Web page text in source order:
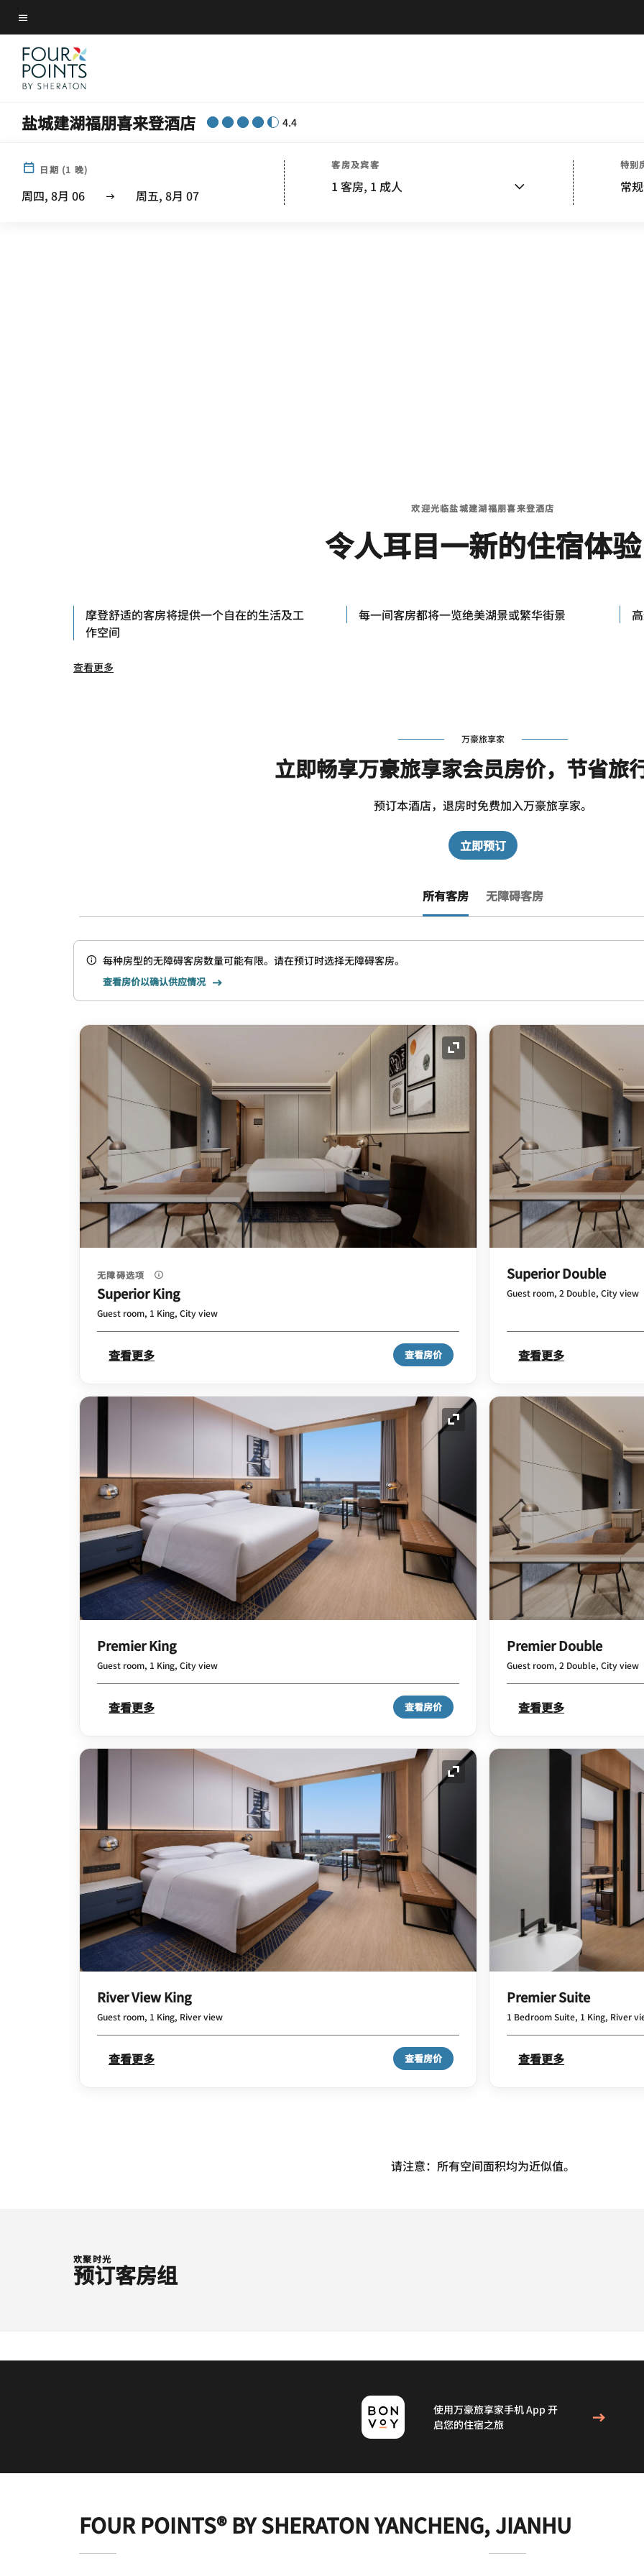
Skip
to
main
content
菜单文本
盐城建湖福朋喜来登酒店 4.4
日期 (1 晚)
周四, 8月 06 周五, 8月 07
客房及宾客
1 客房, 1 成人
特别
常
欢迎光临盐城建湖福朋喜来登酒店
令人耳目一新的住宿体验
摩登舒适的客房将提供一个自在的生活及工
作空间
每一间客房都将一览绝美湖景或繁华街景
查看更多
万豪旅享家
立即畅享万豪旅享家会员房价，节省旅
预订本酒店，退房时免费加入万豪旅享家。
立即预订
所有客房 无障碍客房
每种房型的无障碍客房数量可能有限。请在预订时选择无障碍客房。
查看房价以确认供应情况
展开图标
无障碍选项
Superior King
Guest room, 1 King, City view
查看更多 查看房价
Superior Double
Guest room, 2 Double, City view
查看更多
展开图标
Premier King
Guest room, 1 King, City view
查看更多 查看房价
Premier Double
Guest room, 2 Double, City view
查看更多
展开图标
River View King
Guest room, 1 King, River view
查看更多 查看房价
Premier Suite
1 Bedroom Suite, 1 King, River
查看更多
请注意：所有空间面积均为近似值。
欢聚时光
预订客房组
使用万豪旅享家手机 App 开
启您的住宿之旅
FOUR POINTS® BY SHERATON YANCHENG, JIANHU